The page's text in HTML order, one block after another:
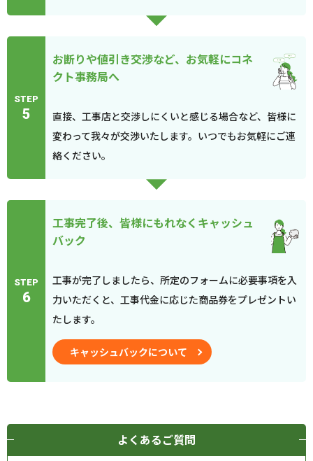
STEP
5
お断りや値引き交渉など、お気軽にコネ
クト事務局へ
直接、工事店と交渉しにくいと感じる場合など、皆様に
変わって我々が交渉いたします。いつでもお気軽にご連
絡ください。
STEP
6
工事完了後、皆様にもれなくキャッシュ
バック
工事が完了しましたら、所定のフォームに必要事項を入
力いただくと、工事代金に応じた商品券をプレゼントい
たします。
キャッシュバックについて
よくあるご質問